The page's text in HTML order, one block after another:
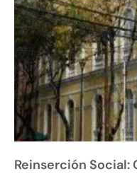
Reinserción Social: